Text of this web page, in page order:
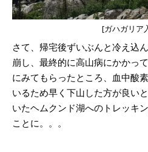
[ガハガリア
さて、帰宅後ずいぶんと冷え込
崩し、最終的に高山病にかかっ
にみてもらったところ、血中酸
いるため早く下山した方が良い
いたヘムクンド湖へのトレッキ
ことに。。。